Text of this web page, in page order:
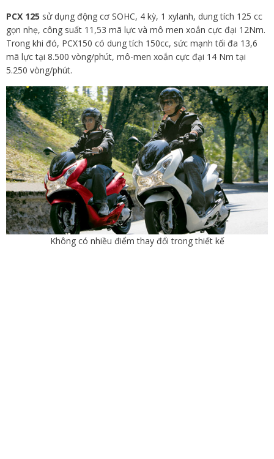
PCX 125 sử dụng động cơ SOHC, 4 kỳ, 1 xylanh, dung tích 125 cc
gọn nhẹ, công suất 11,53 mã lực và mô men xoắn cực đại 12Nm.
Trong khi đó, PCX150 có dung tích 150cc, sức mạnh tối đa 13,6
mã lực tại 8.500 vòng/phút, mô-men xoắn cực đại 14 Nm tại
5.250 vòng/phút.
Không có nhiều điểm thay đổi trong thiết kế